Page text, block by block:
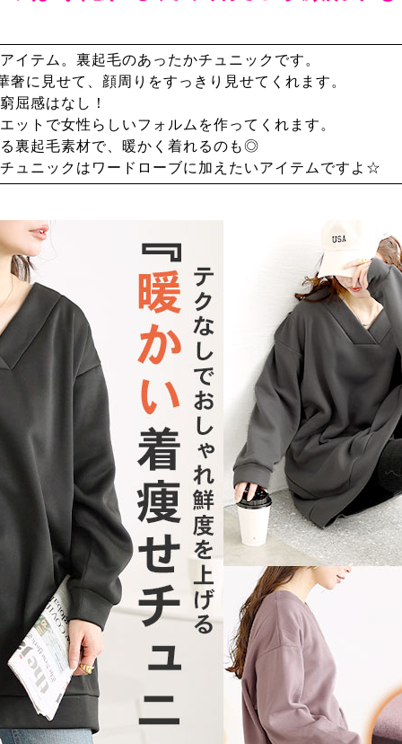
イテム。裏起毛のあったかチュニックです。
奢に見せて、顔周りをすっきり見せてくれます。
屈感はなし！
ットで女性らしいフォルムを作ってくれます。
裏起毛素材で、暖かく着れるのも◎
ュニックはワードローブに加えたいアイテムですよ☆